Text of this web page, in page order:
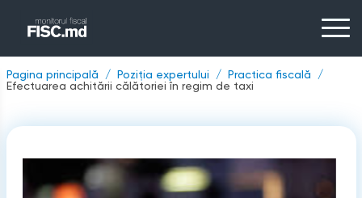
Pagina principală Poziția expertului
Practica fiscală
Efectuarea achitării călătoriei în regim de taxi